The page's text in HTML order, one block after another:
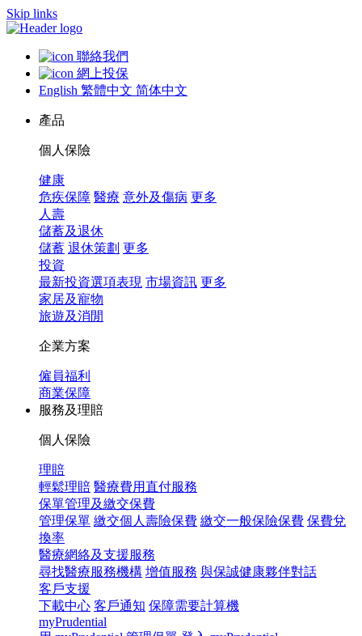
Skip links
聯絡我們
網上投保
English 繁體中文 简体中文
產品
個人保險
健康
危疾保障 醫療 意外及傷病 更多
人壽
儲蓄及退休
儲蓄 退休策劃 更多
投資
最新投資選項表現 市場資訊 更多
家居及寵物
旅遊及消閒
企業方案
僱員福利
商業保障
服務及理賠
個人保險
理賠
輕鬆理賠 醫療費用直付服務
保單管理及繳交保費
管理保單 繳交個人壽險保費 繳交一般保險保費 保費兌
換率
醫療網絡及支援服務
尋找醫療服務機構 增值服務 與保誠健康夥伴對話
客戶支援
下載中心 客戶通知 保障需要計算機
myPrudential